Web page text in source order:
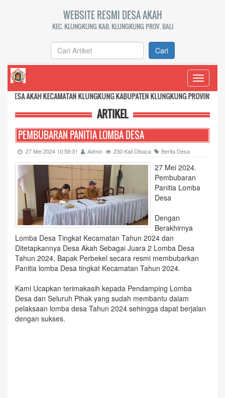
WEBSITE RESMI DESA AKAH
KEC. KLUNGKUNG KAB. KLUNGKUNG PROV. BALI
Cari
Toggle
KECAMATAN KLUNGKUNG KABUPATEN KLUNGKUNG PROVINSI BALI
ARTIKEL
PEMBUBARAN PANITIA LOMBA DESA
27 Mei 2024 10:59:31 Admin 230 Kali Dibaca Berita Desa
27 Mei 2024.
Pembubaran
Panitia Lomba
Desa
Dengan
Berakhirnya
Lomba Desa Tingkat Kecamatan Tahun 2024 dan
Ditetapkannya Desa Akah Sebagai Juara 2 Lomba Desa
Tahun 2024, Bapak Perbekel secara resmi membubarkan
Panitia lomba Desa tingkat Kecamatan Tahun 2024.
Kami Ucapkan terimakasih kepada Pendamping Lomba
Desa dan Seluruh Pihak yang sudah membantu dalam
pelaksaan lomba desa Tahun 2024 sehingga dapat berjalan
dengan sukses.